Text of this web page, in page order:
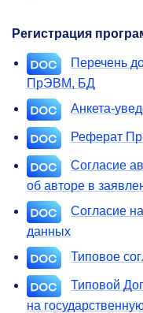
Регистрация
Перечень
ПрЭВМ, БД
Анкета-
Реферат
Согласие
об авторе в
Согласие
данных
Типовое
Типовой
на